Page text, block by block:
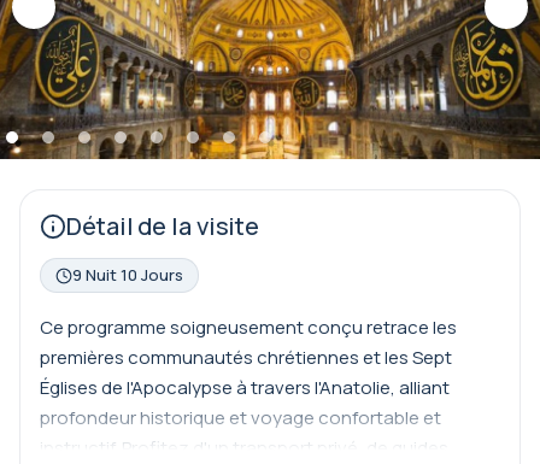
Détail de la visite
9 Nuit 10 Jours
Ce programme soigneusement conçu retrace les
premières communautés chrétiennes et les Sept
Églises de l'Apocalypse à travers l'Anatolie, alliant
profondeur historique et voyage confortable et
instructif. Profitez d'un transport privé, de guides